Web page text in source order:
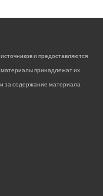
и предоставляются
материалы принадлежат их
за содержание материала